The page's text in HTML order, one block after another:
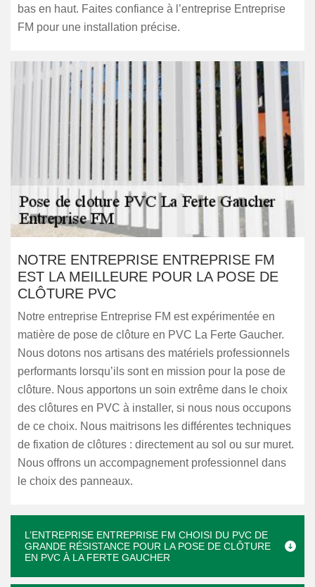
bas en haut. Faites confiance à l’entreprise Entreprise
FM pour une installation précise.
NOTRE ENTREPRISE ENTREPRISE FM
EST LA MEILLEURE POUR LA POSE DE
CLÔTURE PVC
Notre entreprise Entreprise FM est expérimentée en
matière de pose de clôture en PVC La Ferte Gaucher.
Nous dotons nos artisans des matériels professionnels
performants lorsqu’ils sont en mission pour la pose de
clôture. Nous apportons un soin extrême dans le choix
des clôtures en PVC à installer, si nous nous occupons
de ce choix. Nous maitrisons les différentes techniques
de fixation de clôtures : directement au sol ou sur muret.
Nous offrons un accompagnement professionnel dans
le choix des panneaux.
L’ENTREPRISE ENTREPRISE FM CHOISI DU PVC DE
GRANDE RÉSISTANCE POUR LA POSE DE CLÔTURE
EN PVC À LA FERTE GAUCHER